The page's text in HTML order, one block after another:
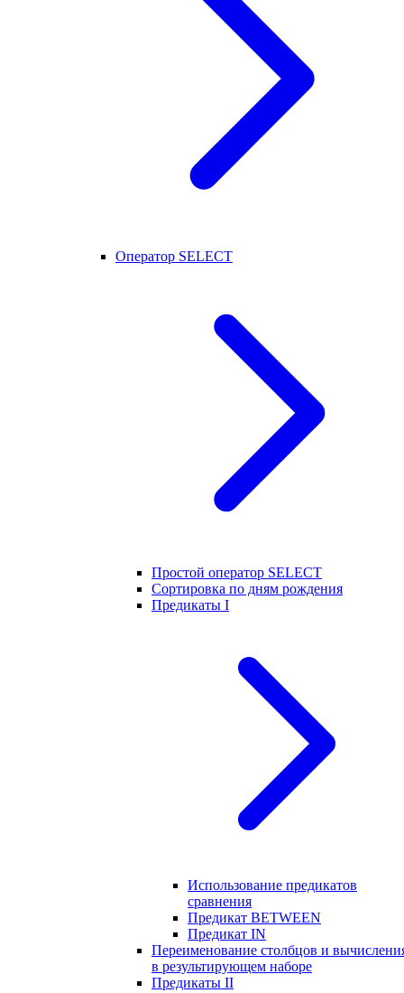
Оператор SELECT
Простой оператор SELECT
Сортировка по дням рождения
Предикаты I
Использование предикатов
сравнения
Предикат BETWEEN
Предикат IN
Переименование столбцов и
в результирующем наборе
Предикаты II